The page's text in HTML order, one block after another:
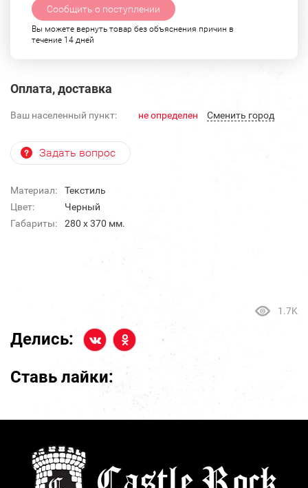
Сообщить о поступлении
Вы можете вернуть товар без объяснения причин в
течение 14 дней
Оплата, доставка
Ваш населенный пункт: не определен Cменить город
Задать вопрос
Материал:
Текстиль
Цвет:
Черный
Габариты:
280 х 370 мм.
1.7K
Делись:
Ставь лайки: